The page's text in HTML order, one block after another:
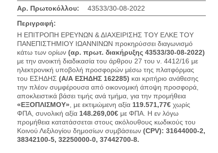
Αρ. Πρωτοκόλλου:
43533/30-08-2022
Περιγραφή:
Η ΕΠΙΤΡΟΠΗ ΕΡΕΥΝΩΝ & ΔΙΑΧΕΙΡΙΣΗΣ ΤΟΥ ΕΛΚΕ ΤΟΥ
ΠΑΝΕΠΙΣΤΗΜΙΟΥ ΙΩΑΝΝΙΝΩΝ προκηρύσσει διαγωνισμό
κάτω των ορίων (αρ. πρωτ. διακήρυξης 43533/30-08-2022)
με την ανοικτή διαδικασία του άρθρου 27 του ν. 4412/16 με
ηλεκτρονική υποβολή προσφορών μέσω της πλατφόρμας
του ΕΣΗΔΗΣ (Α/Α ΕΣΗΔΗΣ 162285) και κριτήριο ανάθεσης
την πλέον συμφέρουσα από οικονομική άποψη προσφορά,
αποκλειστικά βάσει τιμής ανά τμήμα, για την προμήθεια
«ΕΞΟΠΛΙΣΜΟΥ» , με εκτιμώμενη αξία 119.571,77€ χωρίς
ΦΠΑ, συνολική αξία 148.269,00€ με ΦΠΑ. Η εν λόγω
προμήθεια κατατάσσεται στους ακόλουθους κωδικούς του
Κοινού Λεξιλογίου δημοσίων συμβάσεων (CPV): 31644000-2,
38342100-5, 32250000-0, 37442700-8.